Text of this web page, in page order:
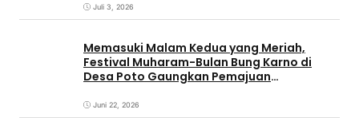
Juli 3, 2026
Memasuki Malam Kedua yang Meriah,
Festival Muharam-Bulan Bung Karno di
Desa Poto Gaungkan Pemajuan
Juni 22, 2026